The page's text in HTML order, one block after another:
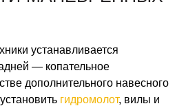
устанавливается
— копательное
дополнительного навесного
гидромолот, вилы и